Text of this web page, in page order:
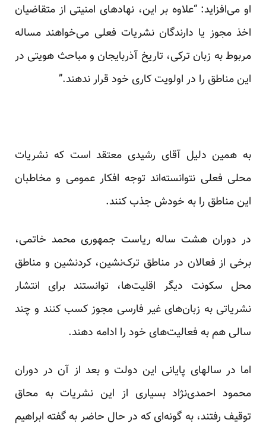
او می‌افزاید: “علاوه بر این، نهادهای امنیتی از متقاضیان
اخذ مجوز یا دارندگان نشریات فعلی می‌خواهند مساله
مربوط به زبان ترکی، تاریخ آذربایجان و مباحث هویتی در
این مناطق را در اولویت کاری خود قرار ندهند.”
به همین دلیل آقای رشیدی معتقد است که نشریات
محلی فعلی نتوانسته‌اند توجه افکار عمومی و مخاطبان
این مناطق را به خودش جذب کنند.
در دوران هشت ساله ریاست جمهوری محمد خاتمی،
برخی از فعالان در مناطق ترک‌نشین، کردنشین و مناطق
محل سکونت دیگر اقلیت‌ها، توانستند برای انتشار
نشریاتی به زبان‌های غیر فارسی مجوز کسب کنند و چند
سالی هم به فعالیت‌های خود را ادامه دهند.
اما در سالهای پایانی این دولت و بعد از آن در دوران
محمود احمدی‌نژاد بسیاری از این نشریات به محاق
توقیف رفتند، به گونه‌ای که در حال حاضر به گفته ابراهیم